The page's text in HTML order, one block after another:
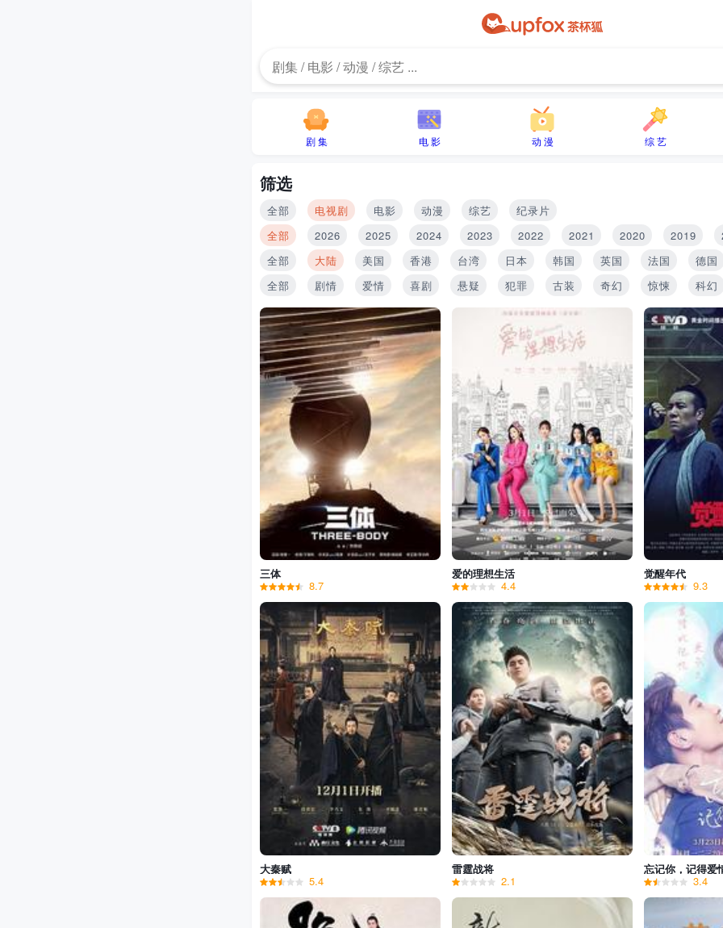
剧 集 电 影 动 漫 综 艺
筛选
全部 电视剧 电影 动漫 综艺
纪录片
全部
2026 2025 2024 2023 2022 2021 2020 2019
全部
大陆 美国 香港 台湾 日本 韩国 英国 法国
德国
全部
剧情 爱情 喜剧 悬疑 犯罪 古装 奇幻 惊悚 科幻
三体
8.7
爱的理想生活
4.4
觉醒年代
9.3
大秦赋
5.4
雷霆战将
2.1
忘记你，记得爱
3.4